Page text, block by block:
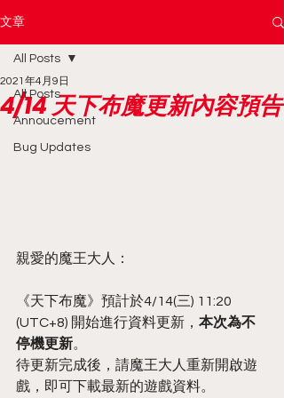
文章
All Posts
Annoucement
Bug Updates
All Posts
4/14 天下布魔更新內容預告
2021年4月9日
親愛的魔王大人：
《天下布魔》預計於4/14(三) 11:20
(UTC+8) 開始進行資料更新， 本次為不
停機更新。
待更新完成後，請魔王大人重新開啟遊
戲，即可下載最新的遊戲資料。